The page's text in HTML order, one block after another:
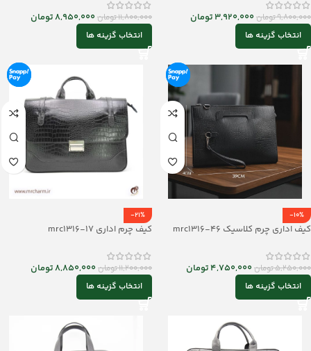
9,800,000تومان3,920,000تومان
انتخاب گزینه ها
11,800,000تومان8,950,000تومان
انتخاب گزینه ها
-10%
کیف اداری چرم کلاسیک mrc1316-46
5,250,000تومان4,750,000تومان
انتخاب گزینه ها
-21%
کیف چرم اداری mrc1316-17
11,200,000تومان8,850,000تومان
انتخاب گزینه ها